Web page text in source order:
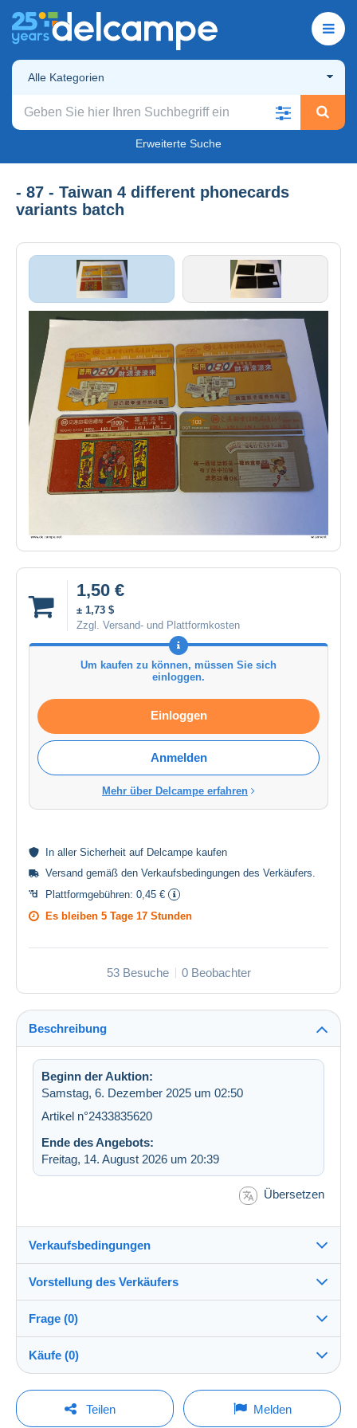
Alle Kategorien
Erweiterte Suche
- 87 - Taiwan 4 different phonecards
variants batch
1,50 €
± 1,73 $
Zzgl. Versand- und Plattformkosten
Um kaufen zu können, müssen Sie sich
einloggen.
Einloggen
Anmelden
Mehr über Delcampe erfahren
In aller Sicherheit auf Delcampe kaufen
Versand gemäß den Verkaufsbedingungen des Verkäufers.
Plattformgebühren: 0,45 €
Es bleiben 5 Tage 17 Stunden
53 Besuche 0 Beobachter
Beschreibung
Beginn der Auktion:
Samstag, 6. Dezember 2025 um 02:50
Artikel n°2433835620
Ende des Angebots:
Freitag, 14. August 2026 um 20:39
Übersetzen
Verkaufsbedingungen
Versand nach:
Die Liste der Länder einsehen
Direkte Übergabe:
Ja
Vorkasse
Vorstellung des Verkäufers
basement100%(33070x)
PRO
Shop
Nachname:
Frage (0)
Um eine Frage stellen zu können, müssen Sie
Käufe (0)
Letzte Aktualisierung: 02:54:09
Teilen Melden